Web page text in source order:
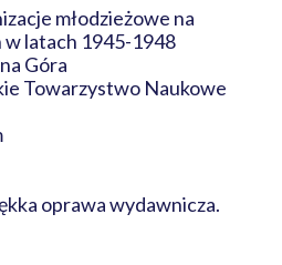
młodzieżowe na
w latach 1945-1948
Góra
Towarzystwo Naukowe
oprawa wydawnicza.